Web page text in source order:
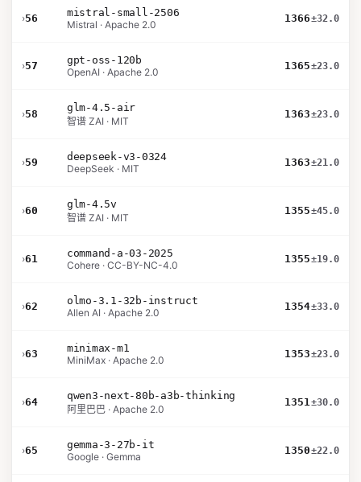
›56
mistral-small-2506
Mistral · Apache 2.0
1366±32.0
›57
gpt-oss-120b
OpenAI · Apache 2.0
1365±23.0
›58
glm-4.5-air
智谱 ZAI · MIT
1363±23.0
›59
deepseek-v3-0324
DeepSeek · MIT
1363±21.0
›60
glm-4.5v
智谱 ZAI · MIT
1355±45.0
›61
command-a-03-2025
Cohere · CC-BY-NC-4.0
1355±19.0
›62
olmo-3.1-32b-instruct
Allen AI · Apache 2.0
1354±33.0
›63
minimax-m1
MiniMax · Apache 2.0
1353±23.0
›64
qwen3-next-80b-a3b-thinking
阿里巴巴 · Apache 2.0
1351±30.0
›65
gemma-3-27b-it
Google · Gemma
1350±22.0